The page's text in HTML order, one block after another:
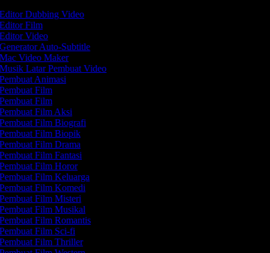
Dubbing Video
Film
Video
Auto-Subtitle
Video Maker
Latar Pembuat Video
Animasi
Film
Film
Film Aksi
Film Biografi
Film Biopik
Film Drama
Film Fantasi
Film Horor
Film Keluarga
Film Komedi
Film Misteri
Film Musikal
Film Romantis
Film Sci-fi
Film Thriller